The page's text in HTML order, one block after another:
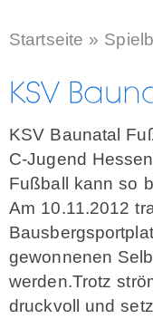
Startseite »
KSV Baunatal
C-Jugend
Fußball kann so
Am 10.11.2012
gewonnenen
werden.Trotz
druckvoll und